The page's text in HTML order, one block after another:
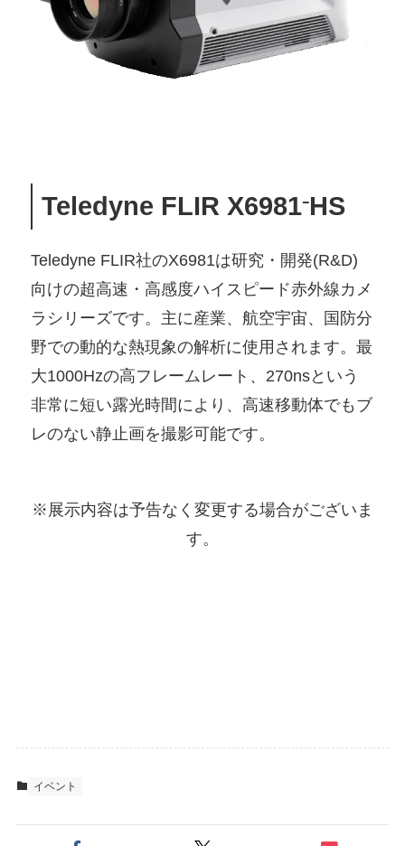
Teledyne FLIR X6981⁻HS
Teledyne FLIR社のX6981は研究・開発(R&D)
向けの超高速・高感度ハイスピード赤外線カメ
ラシリーズです。主に産業、航空宇宙、国防分
野での動的な熱現象の解析に使用されます。最
大1000Hzの高フレームレート、270nsという
非常に短い露光時間により、高速移動体でもブ
レのない静止画を撮影可能です。
※展示内容は予告なく変更する場合がございま
す。
イベント